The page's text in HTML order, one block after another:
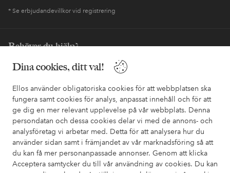
Dina cookies, ditt val!
Ellos använder obligatoriska cookies för att webbplatsen ska
fungera samt cookies för analys, anpassat innehåll och för att
ge dig en mer relevant upplevelse på vår webbplats. Denna
persondatan och dessa cookies delar vi med de annons- och
analysföretag vi arbetar med. Detta för att analysera hur du
använder sidan samt i främjandet av vår marknadsföring så att
du kan få mer personanpassade annonser. Genom att klicka
Acceptera samtycker du till vår användning av cookies. Du kan
* Se erbjudandevillkor vid registrering
Behöver du hjälp?
I vår FAQ hittar du svaren på de vanligaste frågorna. Här finns
också information om hur du enklast kontaktar oss.
Kundservice Beställning Betalsätt
Mina sidor